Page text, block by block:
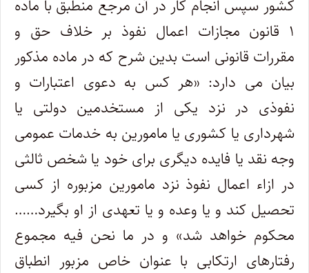
کشور سپس انجام کار در آن مرجع منطبق با ماده
۱ قانون مجازات اعمال نفوذ بر خلاف حق و
مقررات قانونی است بدین شرح که در ماده مذکور
بیان می دارد: «هر کس به دعوی اعتبارات و
نفوذی در نزد یکی از مستخدمین دولتی یا
شهرداری یا کشوری یا مامورین به خدمات عمومی
وجه نقد یا فایده دیگری برای خود یا شخص ثالثی
در ازاء اعمال نفوذ نزد مامورین مزبوره از کسی
تحصیل کند و یا وعده و یا تعهدی از او بگیرد……
محکوم خواهد شد» و در ما نحن فیه مجموع
رفتارهای ارتکابی با عنوان خاص مزبور انطباق